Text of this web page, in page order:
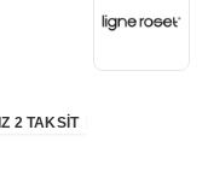
2 TAKSİT